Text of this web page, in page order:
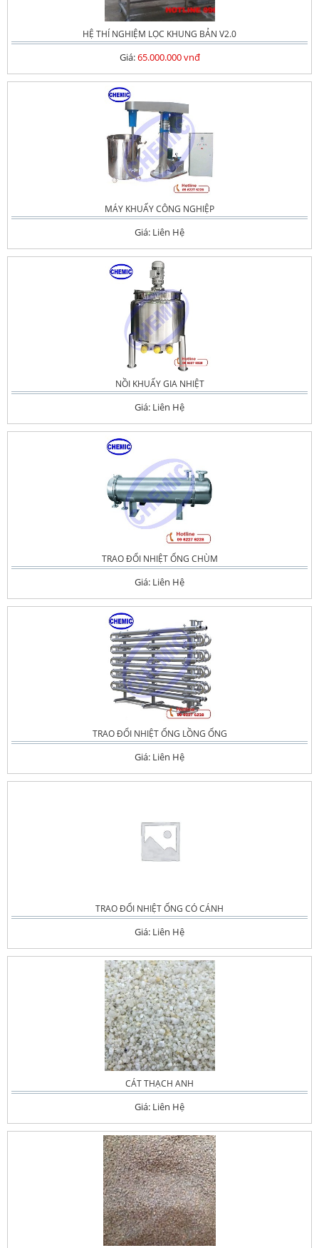
HỆ THÍ NGHIỆM LỌC KHUNG BẢN V2.0
Giá:65.000.000 vnđ
MÁY KHUẤY CÔNG NGHIỆP
Giá: Liên Hệ
NỒI KHUẤY GIA NHIỆT
Giá: Liên Hệ
TRAO ĐỔI NHIỆT ỐNG CHÙM
Giá: Liên Hệ
TRAO ĐỔI NHIỆT ỐNG LỒNG ỐNG
Giá: Liên Hệ
TRAO ĐỔI NHIỆT ỐNG CÓ CÁNH
Giá: Liên Hệ
CÁT THẠCH ANH
Giá: Liên Hệ